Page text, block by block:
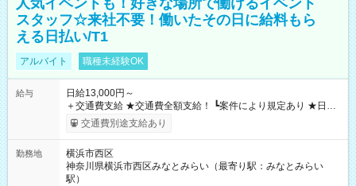
人気イベントも！好きな場所で働けるイベント
スタッフ☆来社不要！働いたその日に給料もら
える日払い/T1
アルバイト 職種未経験OK
給与
日給13,000円～
＋交通費支給 ★交通費全額支給！ ┗案件により規定あり ★日払
いOK！（規定あり） ┗働いたその日に現金GET♪ お仕事後はコ
ンビニATMから 日払い分を引き落とせます！ 【試用期間】試
交通費別途支給あり
勤務地
横浜市西区
神奈川県横浜市西区みなとみらい（最寄り駅：みなとみらい
駅）